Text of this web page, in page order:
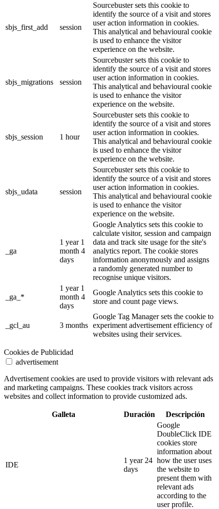
sbjs_first_add session
Sourcebuster sets this cookie to
identify the source of a visit and stores
user action information in cookies.
This analytical and behavioural cookie
is used to enhance the visitor
experience on the website.
sbjs_migrations session
Sourcebuster sets this cookie to
identify the source of a visit and stores
user action information in cookies.
This analytical and behavioural cookie
is used to enhance the visitor
experience on the website.
sbjs_session 1 hour
Sourcebuster sets this cookie to
identify the source of a visit and stores
user action information in cookies.
This analytical and behavioural cookie
is used to enhance the visitor
experience on the website.
sbjs_udata session
Sourcebuster sets this cookie to
identify the source of a visit and stores
user action information in cookies.
This analytical and behavioural cookie
is used to enhance the visitor
experience on the website.
_ga
1 year 1
month 4
days
Google Analytics sets this cookie to
calculate visitor, session and campaign
data and track site usage for the site's
analytics report. The cookie stores
information anonymously and assigns
a randomly generated number to
recognise unique visitors.
_ga_*
1 year 1
month 4
days
Google Analytics sets this cookie to
store and count page views.
_gcl_au 3 months
Google Tag Manager sets the cookie to
experiment advertisement efficiency of
websites using their services.
Cookies de Publicidad
advertisement
Advertisement cookies are used to provide visitors with relevant ads
and marketing campaigns. These cookies track visitors across
websites and collect information to provide customized ads.
Galleta Duración Descripción
IDE
1 year 24
days
Google
DoubleClick IDE
cookies store
information about
how the user uses
the website to
present them with
relevant ads
according to the
user profile.